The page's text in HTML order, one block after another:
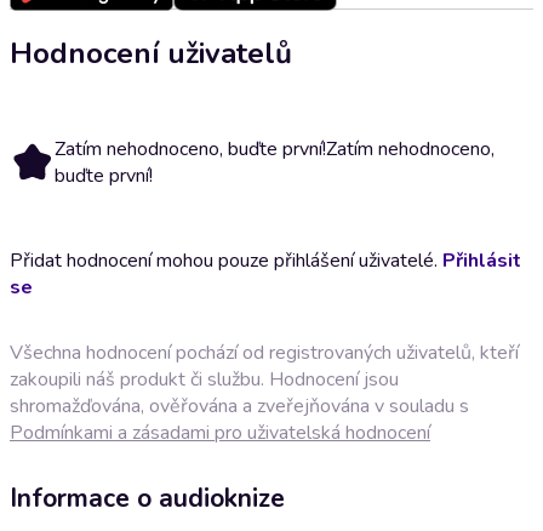
Hodnocení uživatelů
Zatím nehodnoceno, buďte první!Zatím nehodnoceno,
buďte první!
Přidat hodnocení mohou pouze přihlášení uživatelé. Přihlásit
se
Všechna hodnocení pochází od registrovaných uživatelů, kteří
zakoupili náš produkt či službu. Hodnocení jsou
shromažďována, ověřována a zveřejňována v souladu s
Podmínkami a zásadami pro uživatelská hodnocení
Informace o audioknize